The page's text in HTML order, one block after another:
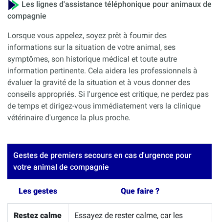
Les lignes d'assistance téléphonique pour animaux de
compagnie
Lorsque vous appelez, soyez prêt à fournir des
informations sur la situation de votre animal, ses
symptômes, son historique médical et toute autre
information pertinente. Cela aidera les professionnels à
évaluer la gravité de la situation et à vous donner des
conseils appropriés. Si l'urgence est critique, ne perdez pas
de temps et dirigez-vous immédiatement vers la clinique
vétérinaire d'urgence la plus proche.
Gestes de premiers secours en cas d'urgence pour
votre animal de compagnie
Les gestes Que faire ?
Restez calme
Essayez de rester calme, car les